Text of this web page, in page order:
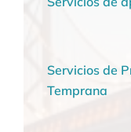
Servicios de
Temprana